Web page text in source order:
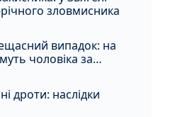
зловмисника
випадок: на
чоловіка за
дроти: наслідки